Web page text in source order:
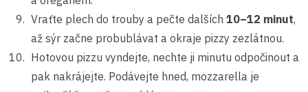
Vraťte plech do trouby a pečte dalších 10–12 minut,
až sýr začne probublávat a okraje pizzy zezlátnou.
Hotovou pizzu vyndejte, nechte ji minutu odpočinout a
pak nakrájejte. Podávejte hned, mozzarella je